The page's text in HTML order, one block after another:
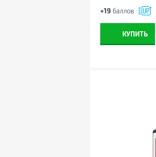
+19 баллов
КУПИТЬ